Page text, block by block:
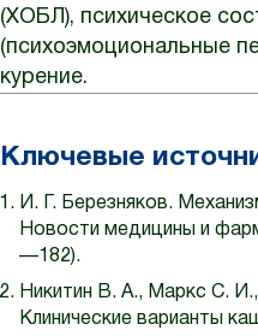
(ХОБЛ), психическое
(психоэмоциональные
курение.
Ключевые
И. Г. Березняков.
Новости медицины и
—182).
Никитин В. А., Маркс С.
Клинические варианты